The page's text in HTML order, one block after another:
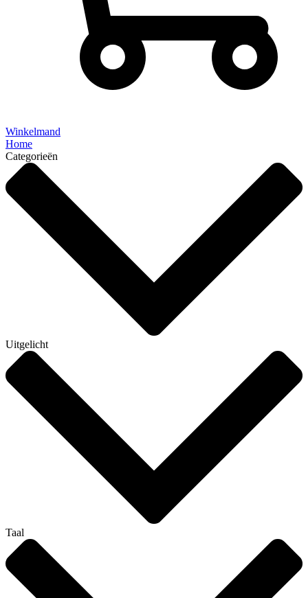
Winkelmand
Home
Categorieën
Uitgelicht
Taal